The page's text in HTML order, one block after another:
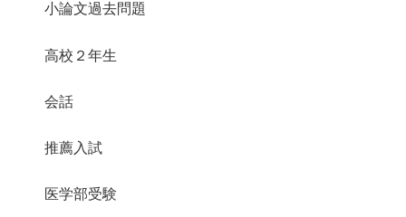
小論文過去問題
高校２年生
会話
推薦入試
医学部受験